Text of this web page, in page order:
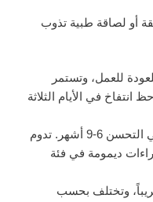
أو لصاقة طبية تذوب
إلى 3-7 أيام للعودة للعمل، وتستمر
في الأيام الثلاثة
20-30% تظهر فوراً، وتستمر في التحسن 6-9 أشهر. تدوم
ديمومة في فئة
تقريباً، وتختلف بحسب